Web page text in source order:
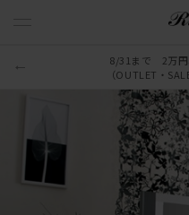
8/31まで 2万円
（OUTLET・